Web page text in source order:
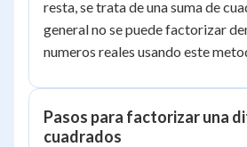
resta, se trata de una suma de
general no se puede factorizar
numeros reales usando este
Pasos para factorizar una
cuadrados